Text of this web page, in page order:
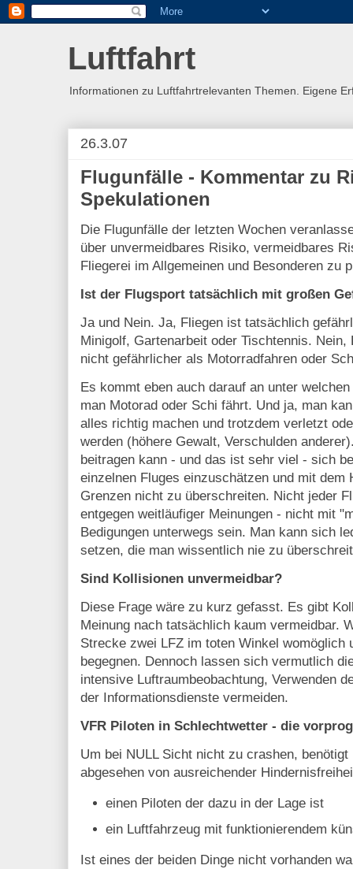
Luftfahrt
Informationen zu Luftfahrtrelevanten Themen. Eigene
26.3.07
Flugunfälle - Kommentar zu
Spekulationen
Die Flugunfälle der letzten Wochen
über unvermeidbares Risiko, vermeidbares
Fliegerei im Allgemeinen und Besonderen zu
Ist der Flugsport tatsächlich mit großen
Ja und Nein. Ja, Fliegen ist tatsächlich
Minigolf, Gartenarbeit oder Tischtennis. Nein,
nicht gefährlicher als Motorradfahren oder
Es kommt eben auch darauf an unter welchen
man Motorad oder Schi fährt. Und ja, man
alles richtig machen und trotzdem verletzt
werden (höhere Gewalt, Verschulden
beitragen kann - und das ist sehr viel - sich
einzelnen Fluges einzuschätzen und mit
Grenzen nicht zu überschreiten. Nicht jeder
entgegen weitläufiger Meinungen - nicht mit
Bedigungen unterwegs sein. Man kann sich
setzen, die man wissentlich nie zu
Sind Kollisionen unvermeidbar?
Diese Frage wäre zu kurz gefasst. Es gibt
Meinung nach tatsächlich kaum vermeidbar.
Strecke zwei LFZ im toten Winkel womöglich
begegnen. Dennoch lassen sich vermutlich
intensive Luftraumbeobachtung, Verwenden
der Informationsdienste vermeiden.
VFR Piloten in Schlechtwetter - die
Um bei NULL Sicht nicht zu crashen,
abgesehen von ausreichender
einen Piloten der dazu in der Lage ist
ein Luftfahrzeug mit funktionierendem
Ist eines der beiden Dinge nicht vorhanden